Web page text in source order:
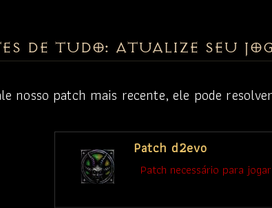
DE TUDO: ATUALIZE SEU
nosso patch mais recente, ele pode
Patch d2evo
Patch necessário para